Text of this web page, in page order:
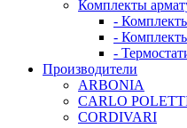
Комплекты
-
-
-
Производители
ARBONIA
CARLO
CORDIVARI